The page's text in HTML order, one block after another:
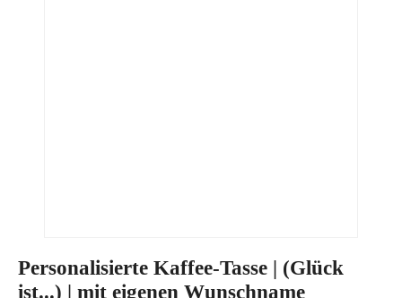
Personalisierte Kaffee-Tasse | (Glück
ist...) | mit eigenen Wunschname